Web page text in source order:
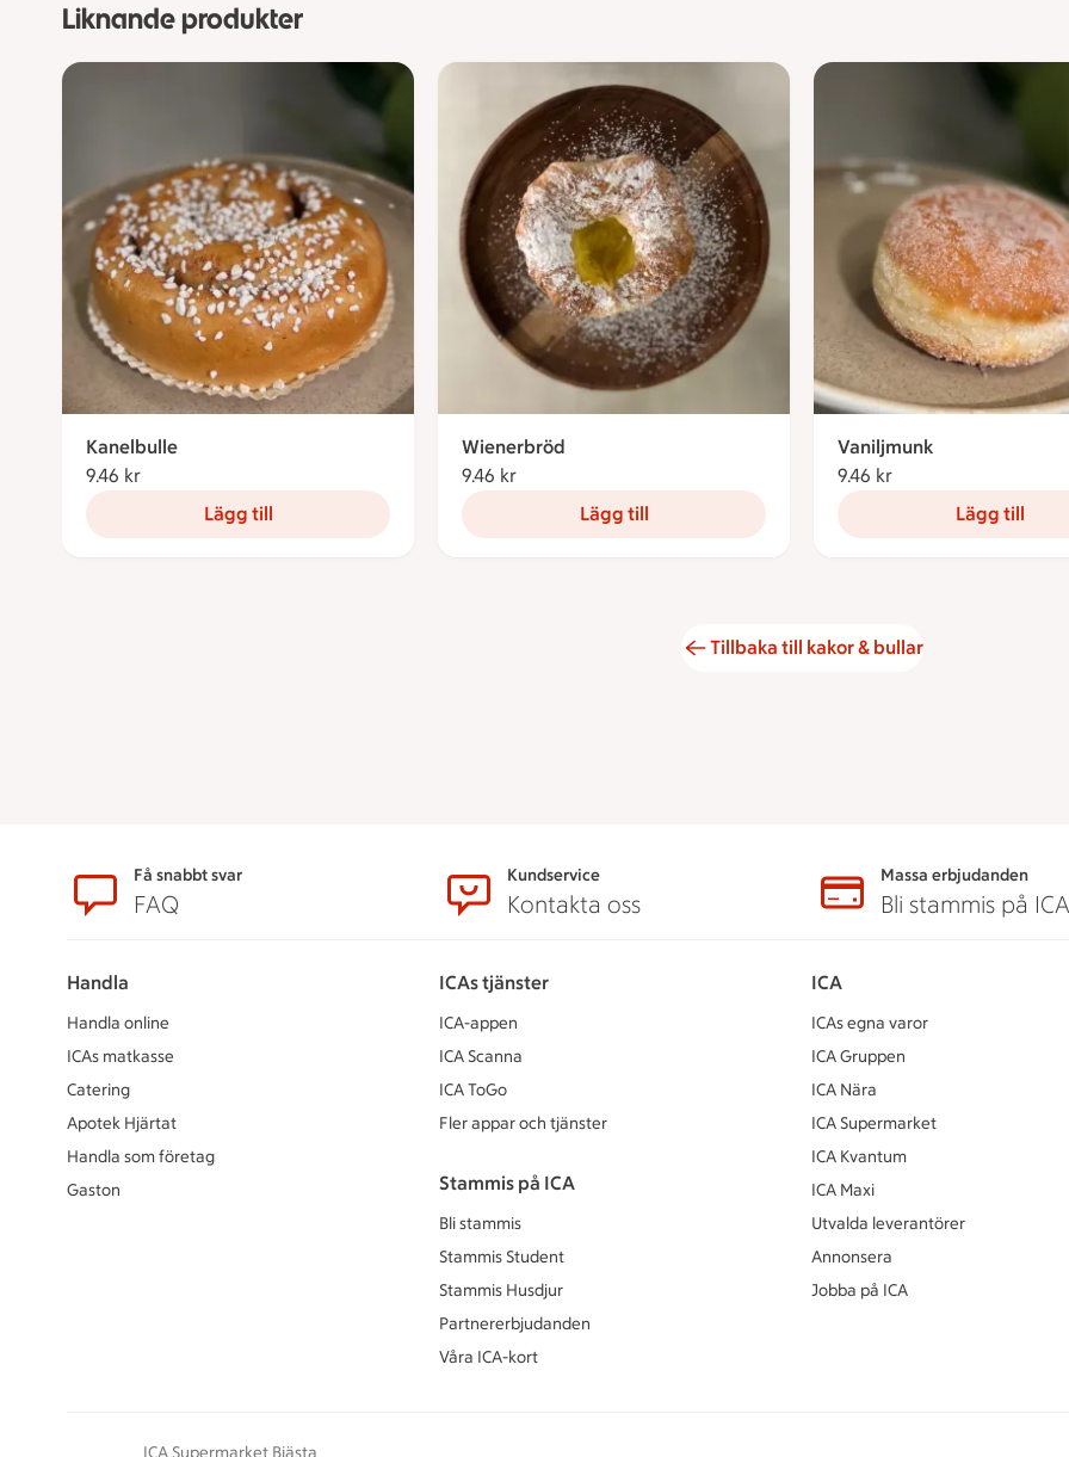
Liknande produkter
Kanelbulle
9.46 kr
Lägg till
Wienerbröd
9.46 kr
Lägg till
Vaniljmunk
9.46 kr
Lägg till
Tillbaka till kakor & bullar
SidfotFå snabbt svar
FAQ
Kundservice
Kontakta oss
Massa erbjudanden
Bli stammis på ICA
Handla
Handla online
ICAs matkasse
Catering
Apotek Hjärtat
Handla som företag
Gaston
ICAs tjänster
ICA-appen
ICA Scanna
ICA ToGo
Fler appar och tjänster
Stammis på ICA
Bli stammis
Stammis Student
Stammis Husdjur
Partnererbjudanden
Våra ICA-kort
ICA
ICAs egna varor
ICA Gruppen
ICA Nära
ICA Supermarket
ICA Kvantum
ICA Maxi
Utvalda leverantörer
Annonsera
Jobba på ICA
ICA Supermarket Bjästa